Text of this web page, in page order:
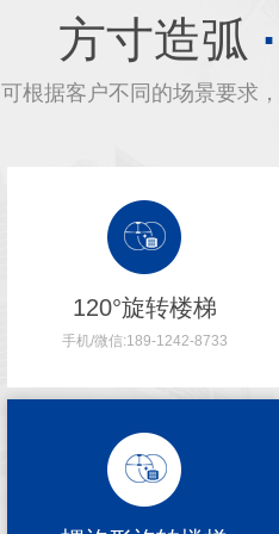
方寸造弧
可根据客户不同的场景要求
120°旋转楼梯
手机/微信:189-1242-8733